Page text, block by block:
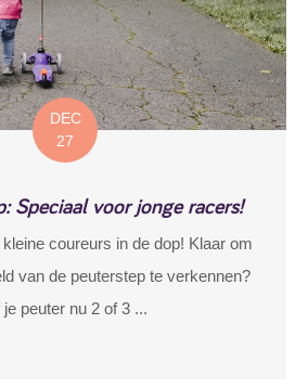
DEC
27
Speciaal voor jonge racers!
coureurs in de dop! Klaar om
van de peuterstep te verkennen?
je peuter nu 2 of 3 ...